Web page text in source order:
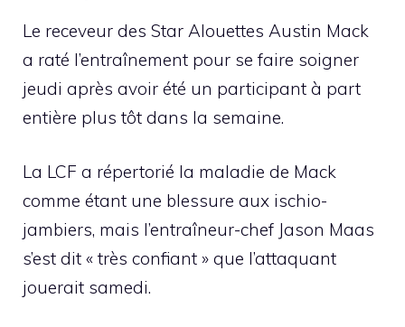
Le receveur des Star Alouettes Austin Mack
a raté l’entraînement pour se faire soigner
jeudi après avoir été un participant à part
entière plus tôt dans la semaine.
La LCF a répertorié la maladie de Mack
comme étant une blessure aux ischio-
jambiers, mais l’entraîneur-chef Jason Maas
s’est dit « très confiant » que l’attaquant
jouerait samedi.